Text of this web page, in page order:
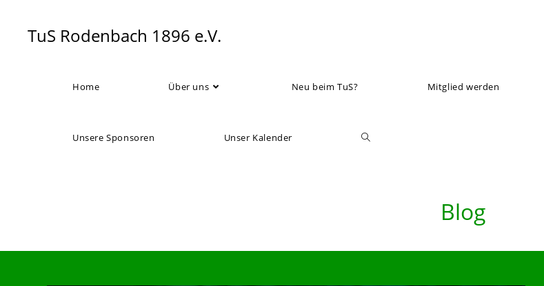
springenTuS Rodenbach 1896 e.V.
Home Über uns Neu beim TuS? Mitglied werden
Unsere Sponsoren Unser Kalender Toggle
Blog